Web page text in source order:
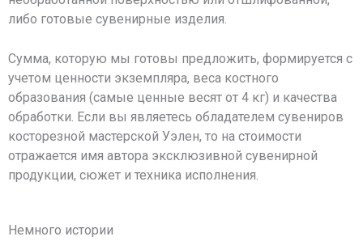
либо готовые сувенирные изделия.
Сумма, которую мы готовы предложить, формируется с
учетом ценности экземпляра, веса костного
образования (самые ценные весят от 4 кг) и качества
обработки. Если вы являетесь обладателем сувениров
косторезной мастерской Уэлен, то на стоимости
отражается имя автора эксклюзивной сувенирной
продукции, сюжет и техника исполнения.
Немного истории